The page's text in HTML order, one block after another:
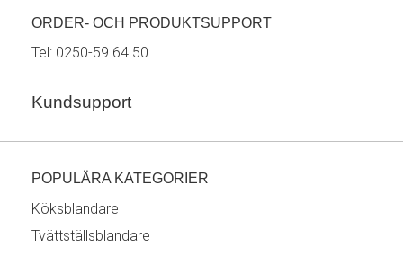
ORDER- OCH PRODUKTSUPPORT
Tel: 0250-59 64 50
Kundsupport
POPULÄRA KATEGORIER
Köksblandare
Tvättställsblandare